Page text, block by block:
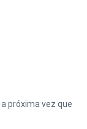
próxima vez que